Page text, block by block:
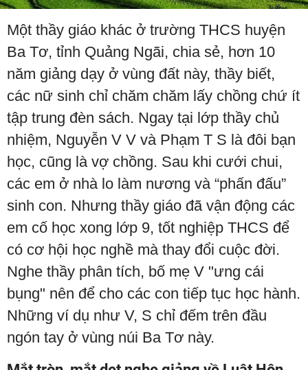
Một thầy giáo khác ở trường THCS huyện
Ba Tơ, tỉnh Quảng Ngãi, chia sẻ, hơn 10
năm giảng dạy ở vùng đất này, thầy biết,
các nữ sinh chỉ chăm chăm lấy chồng chứ ít
tập trung đèn sách. Ngay tại lớp thầy chủ
nhiệm, Nguyễn V V và Phạm T S là đôi bạn
học, cũng là vợ chồng. Sau khi cưới chui,
các em ở nhà lo làm nương và “phấn đấu”
sinh con. Nhưng thầy giáo đã vận động các
em cố học xong lớp 9, tốt nghiệp THCS để
có cơ hội học nghề mà thay đổi cuộc đời.
Nghe thầy phân tích, bố mẹ V "ưng cái
bụng" nên để cho các con tiếp tục học hành.
Những ví dụ như V, S chỉ đếm trên đầu
ngón tay ở vùng núi Ba Tơ này.